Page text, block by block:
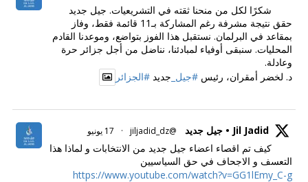
شكرًا لكل من منحنا ثقته في التشريعيات. جيل جديد
حقق نتيجة مشرفة رغم المشاركة بـ11 قائمة فقط، وفاز
بمقاعد في البرلمان. نستقبل هذا الفوز بتواضع، وموعدنا القادم
المحليات. سنبقى أوفياء لمبادئنا، نناضل من أجل جزائر حرة
وعادلة.
د. لخضر أمقران، رئيس #جيل_ جديد #الجزائر
Jil Jadid • جيل جديد @jiljadid_dz
· 17 يونيو
كيف تم اقصاء اعضاء جيل جديد من الانتخابات و لماذا هذا
التعسف و الاجحاف في حق السياسيين
https://www.youtube.com/watch?v=GG1lEmy_C-g